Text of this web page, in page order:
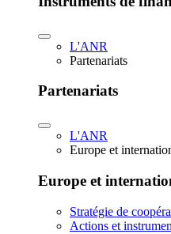
L'ANR
Partenariats
Partenariats
L'ANR
Europe et
Europe et
Stratégie de
Actions et